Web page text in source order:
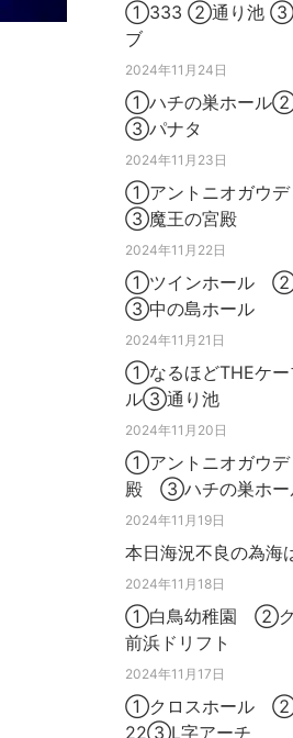
①333 ②通り池 ③
ブ
2024年11月24日
①ハチの巣ホール②
③パナタ
2024年11月23日
①アントニオガウ
③魔王の宮殿
2024年11月22日
①ツインホール ②
③中の島ホール
2024年11月21日
①なるほどTHEケ
ル③通り池
2024年11月20日
①アントニオガウ
殿 ③ハチの巣ホー
2024年11月19日
本日海況不良の為海
2024年11月18日
①白鳥幼稚園 ②
前浜ドリフト
2024年11月17日
①クロスホール ②
22③L字アーチ